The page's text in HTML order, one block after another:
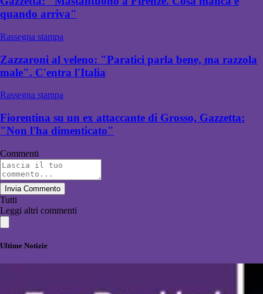
quando arriva"
Rassegna stampa
Zazzaroni al veleno: "Paratici parla bene, ma razzola
male". C'entra l'Italia
Rassegna stampa
Fiorentina su un ex attaccante di Grosso, Gazzetta:
"Non l'ha dimenticato"
Commenti
Invia Commento
Tutti
Leggi altri commenti
Ultime Notizie